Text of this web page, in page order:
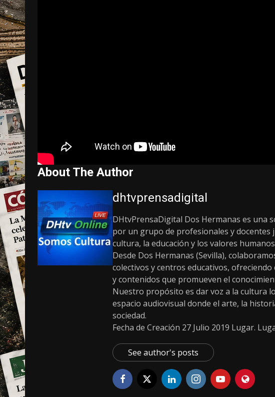
About The Author
dhtvprensadigital
DHtvPrensaDigital Dos Hermanas es una
por un grupo de profesionales y docentes
cultura, la educación y los valores
Desde Dos Hermanas (Sevilla),
colectivos y centros educativos,
y contenidos que promueven el
Nuestro propósito es dar voz a la cultura
espacio audiovisual donde el arte, la
sociedad.
Fecha de Creación 27 Julio 2019 Lugar.
See author's posts